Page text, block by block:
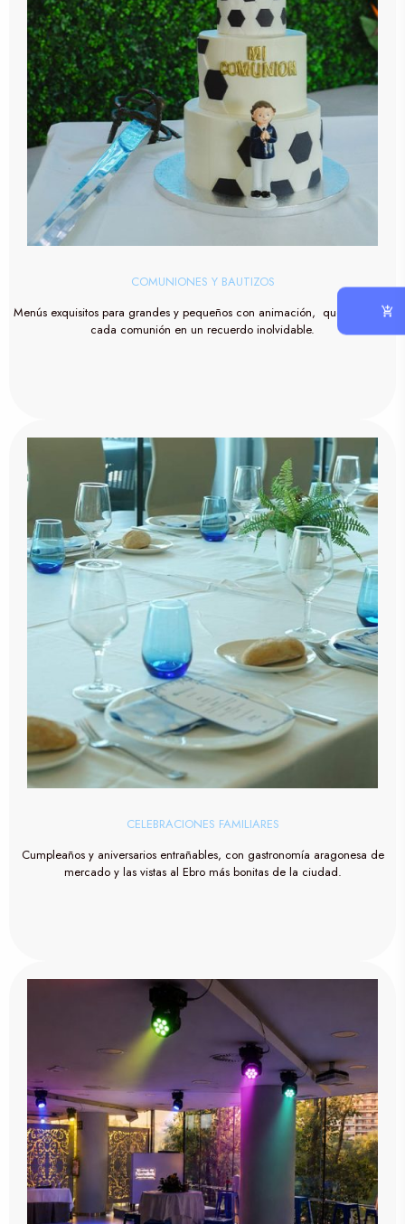
COMUNIONES Y BAUTIZOS
Menús exquisitos para grandes y pequeños con animación, que convierte
cada comunión en un recuerdo inolvidable.
CELEBRACIONES FAMILIARES
Cumpleaños y aniversarios entrañables, con gastronomía aragonesa de
mercado y las vistas al Ebro más bonitas de la ciudad.